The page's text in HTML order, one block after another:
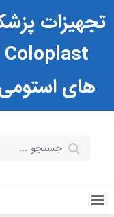
تجهیزات
های